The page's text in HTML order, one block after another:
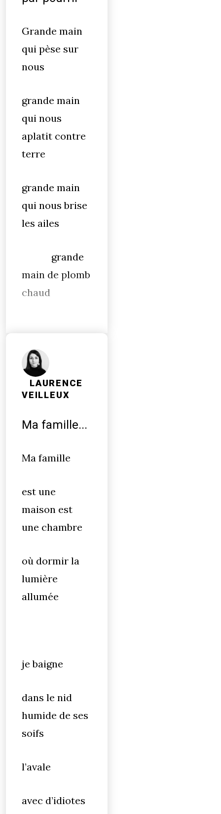
Grande main
qui pèse sur
nous
grande main
qui nous
aplatit contre
terre
grande main
qui nous brise
les ailes
grande
main de plomb
chaud
LAURENCE
VEILLEUX
Ma famille...
Ma famille
est une
maison est
une chambre
où dormir la
lumière
allumée
je baigne
dans le nid
humide de ses
soifs
l’avale
avec d’idiotes